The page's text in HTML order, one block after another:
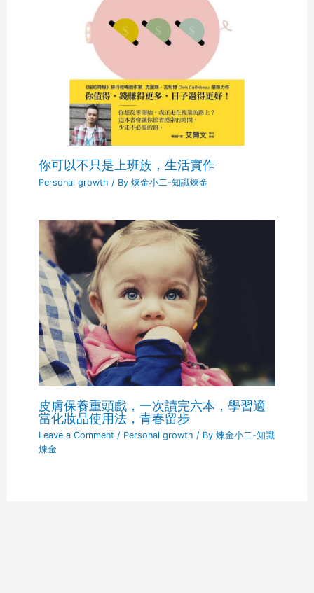
你可以不只是上班族，生活實作
Personal growth / By煉金小二-知識煉金
皮膚保養重頭戲，一次讀完六本，學習適
當化妝品使用法，青春留步
Leave a Comment / Personal growth / By煉金小二-知識
煉金